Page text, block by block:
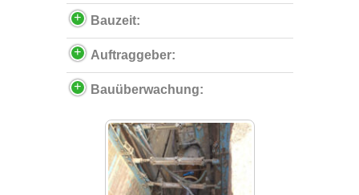
Bauzeit:
Auftraggeber:
Bauüberwachung: